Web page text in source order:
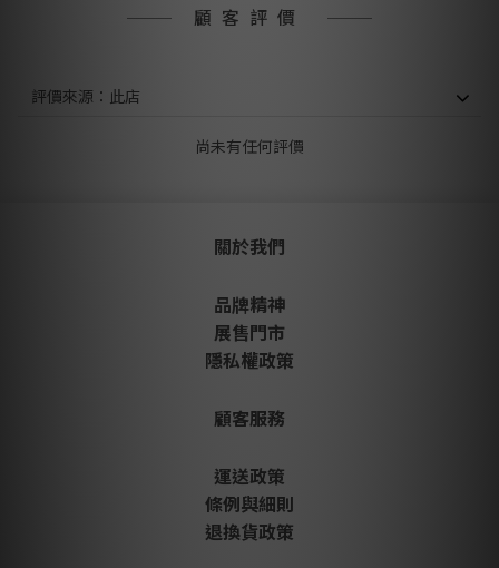
顧客評價
尚未有任何評價
關於我們
品牌精神
展售門市
隱私權政策
顧客服務
運送政策
條例與細則
退換貨政策